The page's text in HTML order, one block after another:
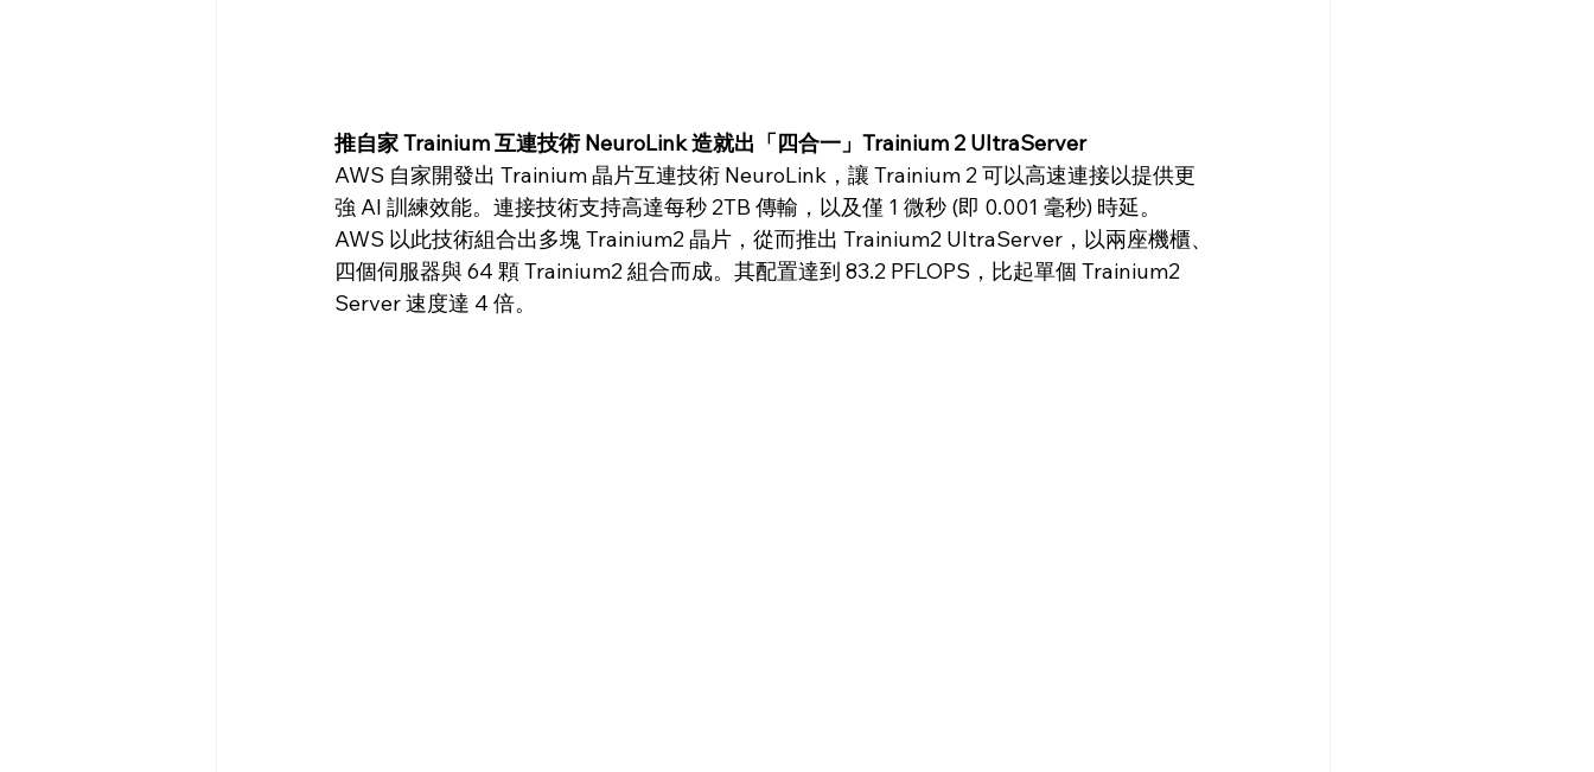
推自家 Trainium 互連技術 NeuroLink 造就出「四合一」Trainium 2 UltraServer
AWS 自家開發出 Trainium 晶片互連技術 NeuroLink，讓 Trainium 2 可以高速連接以提供更
強 AI 訓練效能。連接技術支持高達每秒 2TB 傳輸，以及僅 1 微秒 (即 0.001 毫秒) 時延。
AWS 以此技術組合出多塊 Trainium2 晶片，從而推出 Trainium2 UltraServer，以兩座機櫃、
四個伺服器與 64 顆 Trainium2 組合而成。其配置達到 83.2 PFLOPS，比起單個 Trainium2
Server 速度達 4 倍。